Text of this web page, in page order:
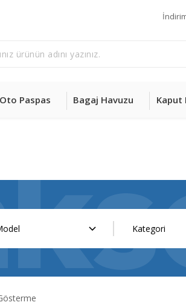
Oto Paspas Bagaj Havuzu Kaput